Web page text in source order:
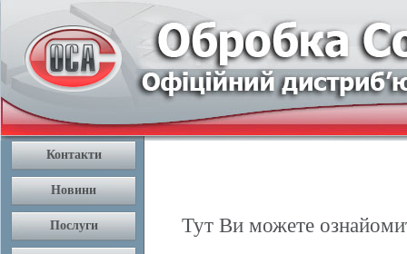
Тут Ви можете